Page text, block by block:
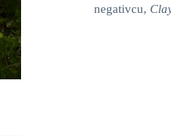
negativcu,